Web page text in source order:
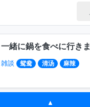
一緒に鍋を食べに行き
雑談 鸳鸯 清汤 麻辣
▲